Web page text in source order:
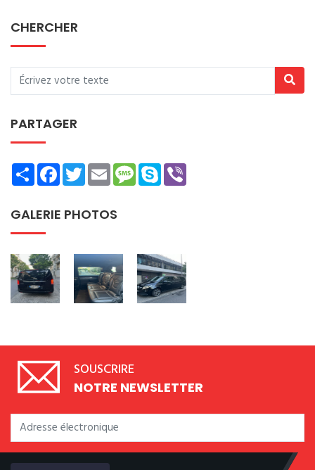
CHERCHER
PARTAGER
ShareFacebookTwitterEmailMessage
Skype
GALERIE PHOTOS
SOUSCRIRE
NOTRE NEWSLETTER